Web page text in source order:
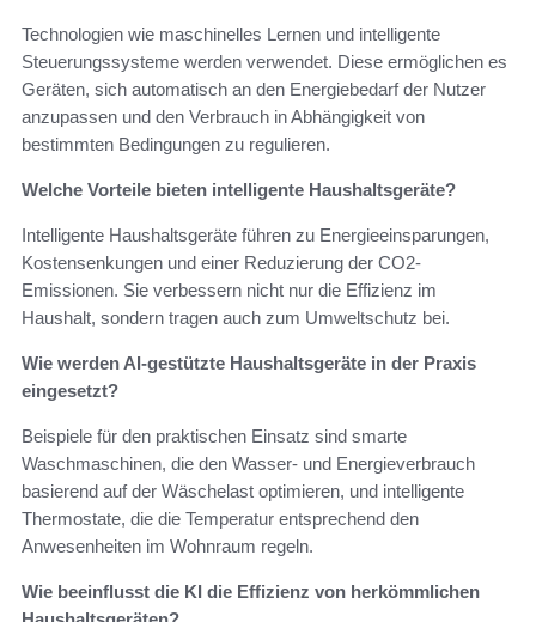
Technologien wie maschinelles Lernen und intelligente
Steuerungssysteme werden verwendet. Diese ermöglichen es
Geräten, sich automatisch an den Energiebedarf der Nutzer
anzupassen und den Verbrauch in Abhängigkeit von
bestimmten Bedingungen zu regulieren.
Welche Vorteile bieten intelligente Haushaltsgeräte?
Intelligente Haushaltsgeräte führen zu Energieeinsparungen,
Kostensenkungen und einer Reduzierung der CO2-
Emissionen. Sie verbessern nicht nur die Effizienz im
Haushalt, sondern tragen auch zum Umweltschutz bei.
Wie werden AI-gestützte Haushaltsgeräte in der Praxis
eingesetzt?
Beispiele für den praktischen Einsatz sind smarte
Waschmaschinen, die den Wasser- und Energieverbrauch
basierend auf der Wäschelast optimieren, und intelligente
Thermostate, die die Temperatur entsprechend den
Anwesenheiten im Wohnraum regeln.
Wie beeinflusst die KI die Effizienz von herkömmlichen